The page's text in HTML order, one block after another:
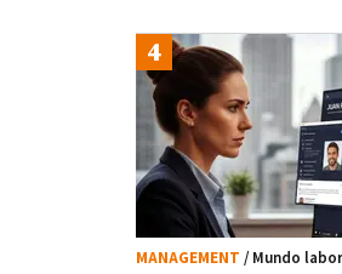
MANAGEMENT / Mundo